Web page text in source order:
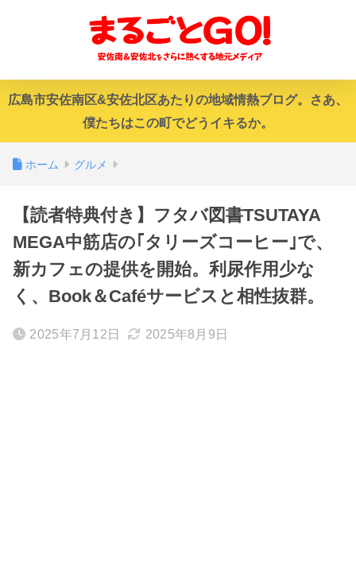
広島市安佐南区&安佐北区あたりの地域情熱ブログ。さあ、
僕たちはこの町でどうイキるか。
ホーム グルメ
【読者特典付き】フタバ図書TSUTAYA
MEGA中筋店の｢タリーズコーヒー｣で、
新カフェの提供を開始。利尿作用少な
く、Book＆Caféサービスと相性抜群。
2025年7月12日 2025年8月9日